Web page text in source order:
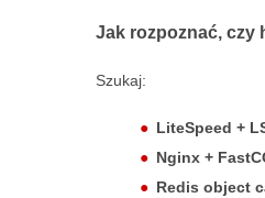
Jak rozpoznać, czy
Szukaj:
LiteSpeed +
Nginx +
Redis object